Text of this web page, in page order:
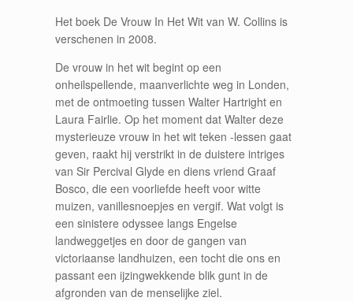
Het boek De Vrouw In Het Wit van W. Collins is
verschenen in 2008.
De vrouw in het wit begint op een
onheilspellende, maanverlichte weg in Londen,
met de ontmoeting tussen Walter Hartright en
Laura Fairlie. Op het moment dat Walter deze
mysterieuze vrouw in het wit teken -lessen gaat
geven, raakt hij verstrikt in de duistere intriges
van Sir Percival Glyde en diens vriend Graaf
Bosco, die een voorliefde heeft voor witte
muizen, vanillesnoepjes en vergif. Wat volgt is
een sinistere odyssee langs Engelse
landweggetjes en door de gangen van
victoriaanse landhuizen, een tocht die ons en
passant een ijzingwekkende blik gunt in de
afgronden van de menselijke ziel.